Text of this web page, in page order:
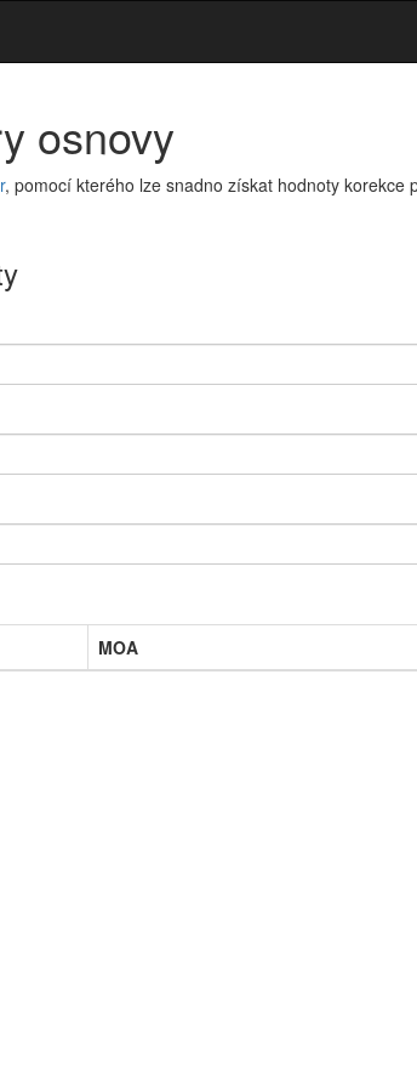
osnovy
, pomocí kterého lze snadno získat hodnoty korekce
MOA